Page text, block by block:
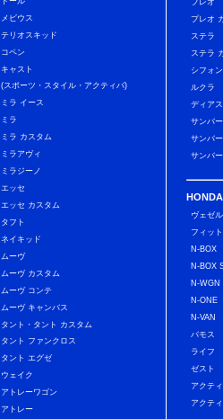
メビウス
テリオスキッド
コペン
キャスト
(スポーツ・スタイル・アクティバ)
ミラ イース
ミラ
ミラ カスタム
ミラアヴィ
ミラジーノ
エッセ
エッセ カスタム
タフト
ネイキッド
ムーヴ
ムーヴ カスタム
ムーヴ コンテ
ムーヴ キャンバス
タント・タント カスタム
タント ファンクロス
タント エグゼ
ウェイク
アトレーワゴン
アトレー
プレオ
プレオ
ステラ
ステラ
シフォ
ルクラ
ディア
サンバ
サンバ
サンバ
HONDA
ヴェゼル
フィット
N-BOX
N-BOX
N-WGN
N-ONE
N-VAN
バモス
ライフ
ゼスト
アクテ
アクテ